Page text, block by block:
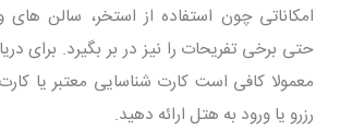
امکاناتی چون استفاده از استخر، سالن های
حتی برخی تفریحات را نیز در بر بگیرد. برای
معمولا کافی است کارت شناسایی معتبر یا
رزرو یا ورود به هتل ارائه دهید.